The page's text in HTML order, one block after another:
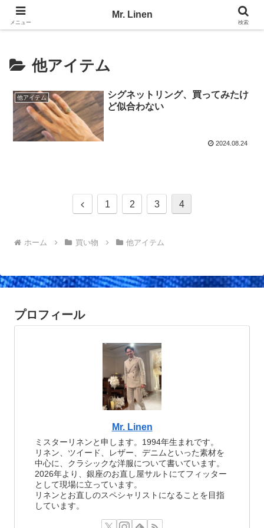
No Linen, No Life
他アイテム
他アイテム
シグネットリング、買ってみたけ
ど似合わない
2024.08.24
前
1 2 3 4
ホーム 買い物 他アイテム
プロフィール
Mr. Linen
ミスターリネンと申します。1994年生まれです。
リネン、ツイード、レザー、デニムといった素材を
中心に、クラシックな洋服について書いています。
2026年より、銀座のお直し屋サルトにてフィッター
として現場に立っています。
リネンとお直しのスペシャリストになることを目指
しています。
メニュー
Mr. Linen
検索